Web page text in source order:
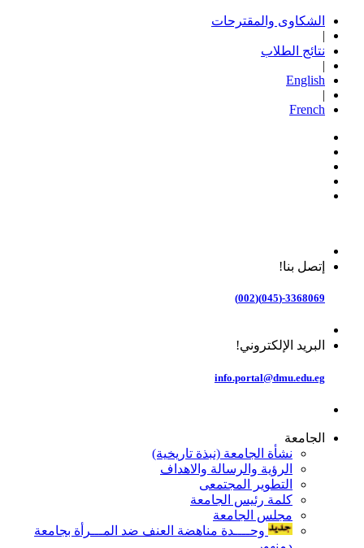
الشكاوى والمقترحات
|
نتائج الطلاب
|
English
|
French
إتصل بنا!
3368069-(045)(002)
البريد الإلكتروني!
info.portal@dmu.edu.eg
الجامعة
نشأة الجامعة (نبذة تاريخية)
الرؤية والرسالة والاهداف
التطوير المجتمعى
كلمة رئيس الجامعة
مجلس الجامعة
وحــــدة مناهضة العنف ضد المـــرأة بجامعة